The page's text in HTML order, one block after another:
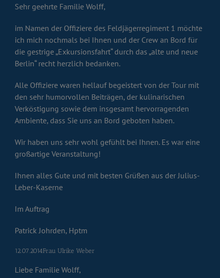
Sehr geehrte Familie Wolff,
im Namen der Offiziere des Feldjägerregiment 1 möchte
ich mich nochmals bei Ihnen und der Crew an Bord für
die gestrige „Exkursionsfahrt“ durch das „alte und neue
Berlin“ recht herzlich bedanken.
Alle Offiziere waren hellauf begeistert von der Tour mit
den sehr humorvollen Beiträgen, der kulinarischen
Verköstigung sowie dem insgesamt hervorragenden
Ambiente, dass Sie uns an Bord geboten haben.
Wir haben uns sehr wohl gefühlt bei Ihnen. Es war eine
großartige Veranstaltung!
Ihnen alles Gute und mit besten Grüßen aus der Julius-
Leber-Kaserne
Im Auftrag
Patrick Johrden, Hptm
12.07.2014Frau Ulrike Weber
Liebe Familie Wolff,